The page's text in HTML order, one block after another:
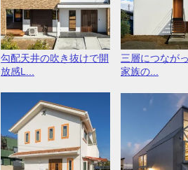
勾配天井の吹き抜けで開
放感L...
三層につなが
家族の...